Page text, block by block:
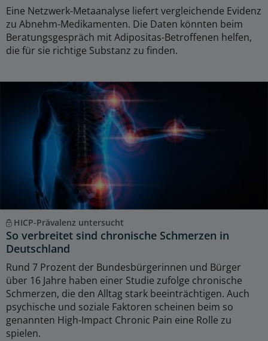
Eine Netzwerk-Metaanalyse liefert vergleichende Evidenz
zu Abnehm-Medikamenten. Die Daten könnten beim
Beratungsgespräch mit Adipositas-Betroffenen helfen,
die für sie richtige Substanz zu finden.
HICP-Prävalenz untersucht
So verbreitet sind chronische Schmerzen in
Deutschland
Rund 7 Prozent der Bundesbürgerinnen und Bürger
über 16 Jahre haben einer Studie zufolge chronische
Schmerzen, die den Alltag stark beeinträchtigen. Auch
psychische und soziale Faktoren scheinen beim so
genannten High-Impact Chronic Pain eine Rolle zu
spielen.